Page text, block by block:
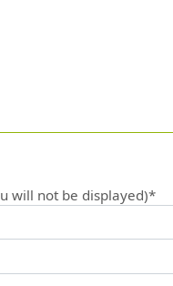
will not be displayed)*